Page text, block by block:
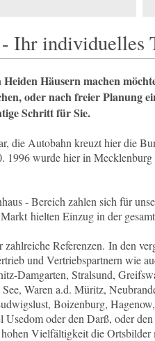
individuelles
Häusern machen
oder nach freier Planung
Schritt für Sie.
die Autobahn kreuzt hier die
wurde hier in
- Bereich zahlen sich für
hielten Einzug in der
Referenzen. In den
und Vertriebspartnern wie
Damgarten, Stralsund,
Waren a.d. Müritz,
Boizenburg,
Usedom oder den Darß, oder
Vielfältigkeit die Ortsbilder